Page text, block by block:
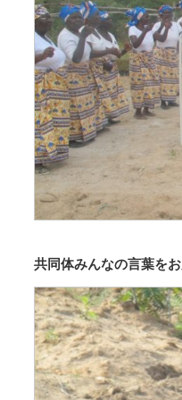
共同体みんなの言葉を